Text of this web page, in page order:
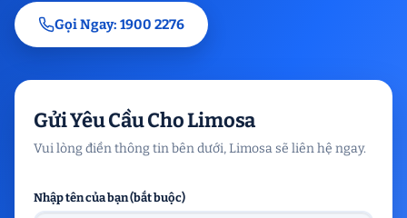
Gọi Ngay: 1900 2276
Gửi Yêu Cầu Cho Limosa
Vui lòng điền thông tin bên dưới, Limosa sẽ liên hệ ngay.
Nhập tên của bạn (bắt buộc)